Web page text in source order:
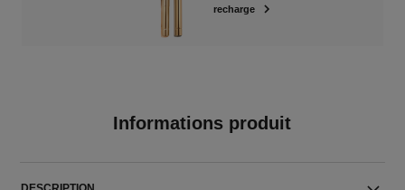
recharge
Informations produit